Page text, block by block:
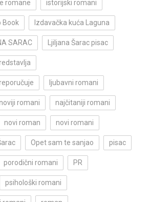
romane istorijski romani
Book Izdavačka kuća Laguna
SARAC Ljiljana Šarac pisac
ljubavni romani
romani najčitaniji romani
novi roman novi romani
Opet sam te sanjao pisac
porodični romani PR
psihološki romani